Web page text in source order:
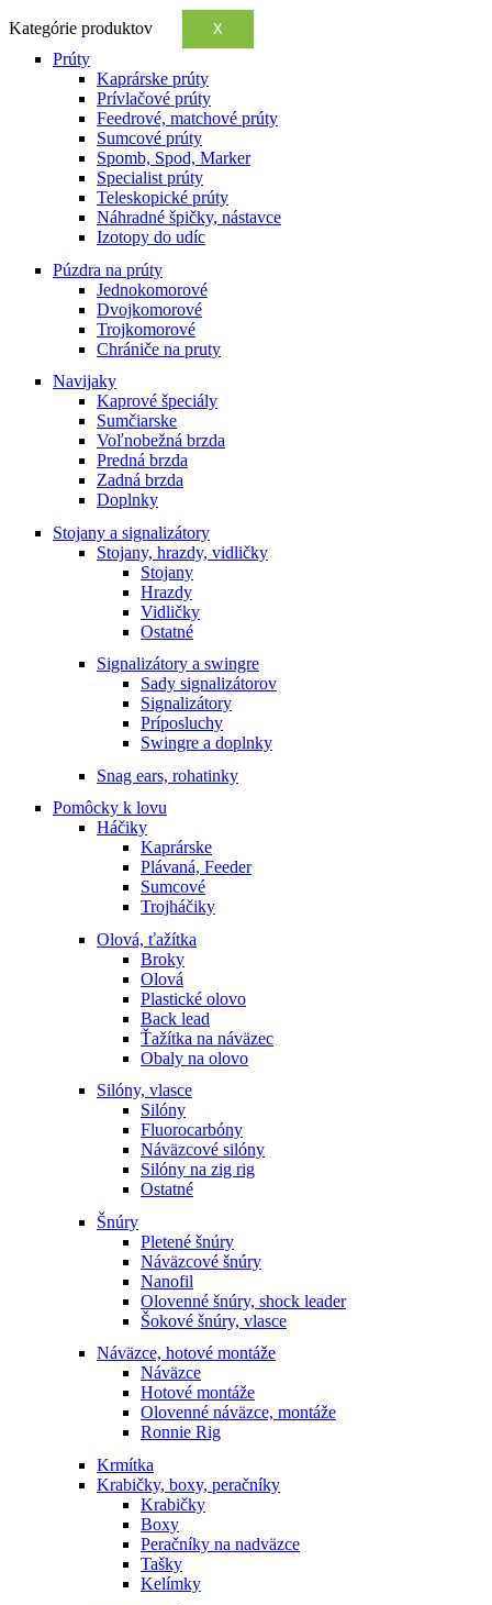
Kategórie produktov X
Prúty
Kaprárske prúty
Prívlačové prúty
Feedrové, matchové prúty
Sumcové prúty
Spomb, Spod, Marker
Specialist prúty
Teleskopické prúty
Náhradné špičky, nástavce
Izotopy do udíc
Púzdra na prúty
Jednokomorové
Dvojkomorové
Trojkomorové
Chrániče na pruty
Navijaky
Kaprové špeciály
Sumčiarske
Voľnobežná brzda
Predná brzda
Zadná brzda
Doplnky
Stojany a signalizátory
Stojany, hrazdy, vidličky
Stojany
Hrazdy
Vidličky
Ostatné
Signalizátory a swingre
Sady signalizátorov
Signalizátory
Príposluchy
Swingre a doplnky
Snag ears, rohatinky
Pomôcky k lovu
Háčiky
Kaprárske
Plávaná, Feeder
Sumcové
Trojháčiky
Olová, ťažítka
Broky
Olová
Plastické olovo
Back lead
Ťažítka na náväzec
Obaly na olovo
Silóny, vlasce
Silóny
Fluorocarbóny
Náväzcové silóny
Silóny na zig rig
Ostatné
Šnúry
Pletené šnúry
Náväzcové šnúry
Nanofil
Olovenné šnúry, shock leader
Šokové šnúry, vlasce
Náväzce, hotové montáže
Náväzce
Hotové montáže
Olovenné náväzce, montáže
Ronnie Rig
Krmítka
Krabičky, boxy, peračníky
Krabičky
Boxy
Peračníky na nadväzce
Tašky
Kelímky